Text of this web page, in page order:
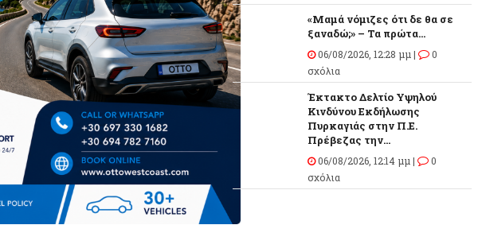
«Μαμά νόμιζες ότι δε θα σε
ξαναδώ;» – Τα πρώτα...
06/08/2026, 12:28 μμ |
0
σχόλια
Έκτακτο Δελτίο Υψηλού
Κινδύνου Εκδήλωσης
Πυρκαγιάς στην Π.Ε.
Πρέβεζας την...
06/08/2026, 12:14 μμ |
0
σχόλια